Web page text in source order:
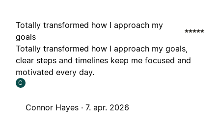
Totally transformed how I approach my
goals
Totally transformed how I approach my goals,
clear steps and timelines keep me focused and
motivated every day.
C
Connor Hayes · 7. apr. 2026